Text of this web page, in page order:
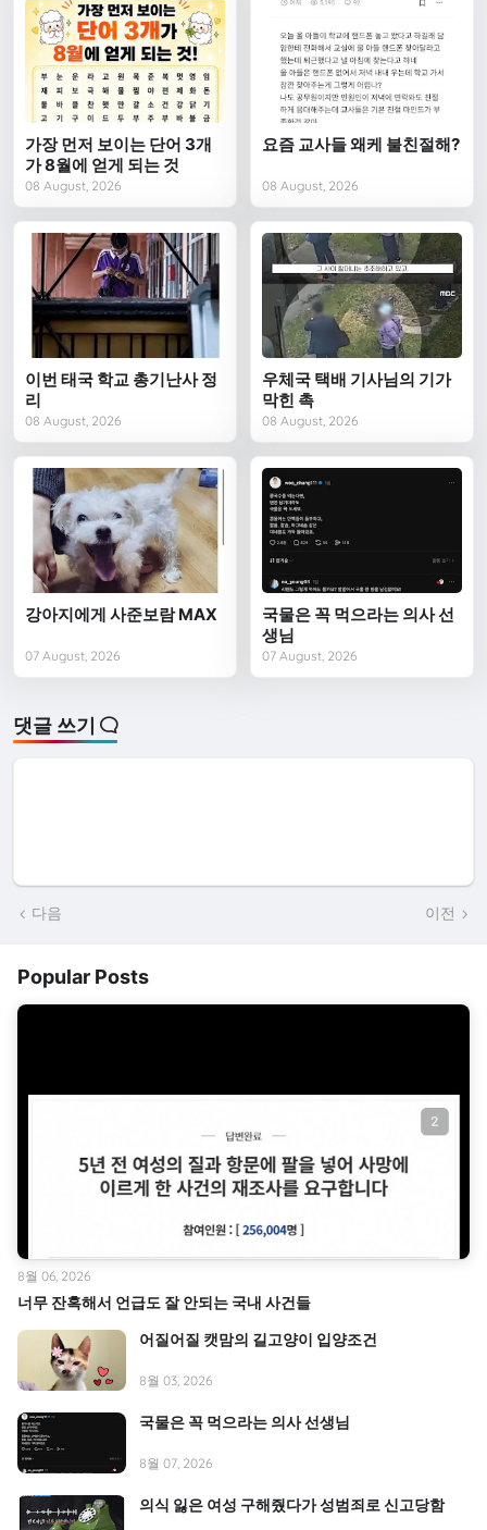
가장 먼저 보이는 단어 3개
가 8월에 얻게 되는 것
08 August, 2026
요즘 교사들 왜케 불친절해?
08 August, 2026
이번 태국 학교 총기난사 정
리
08 August, 2026
우체국 택배 기사님의 기가
막힌 촉
08 August, 2026
강아지에게 사준보람 MAX
07 August, 2026
국물은 꼭 먹으라는 의사 선
생님
07 August, 2026
댓글 쓰기
다음 이전
Popular Posts
너무 잔혹해서 언급도 잘 안되는 국내 사건들
8월 06, 2026
어질어질 캣맘의 길고양이 입양조건
8월 03, 2026
국물은 꼭 먹으라는 의사 선생님
8월 07, 2026
의식 잃은 여성 구해줬다가 성범죄로 신고당함